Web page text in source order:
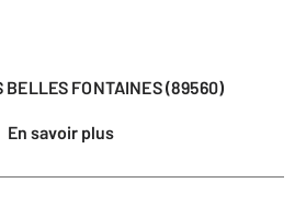
BELLES FONTAINES (89560)
En savoir plus